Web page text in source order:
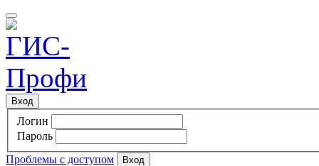
Вход
Логин
Пароль
Проблемы с доступом